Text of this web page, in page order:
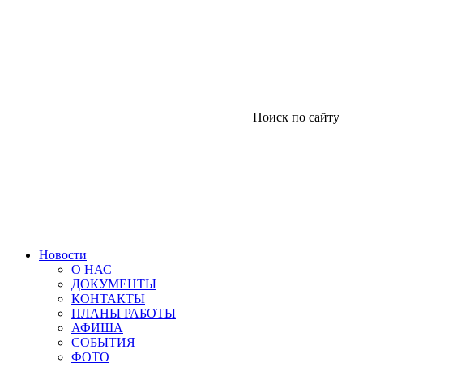
Поиск по сайту
Новости
О НАС
ДОКУМЕНТЫ
КОНТАКТЫ
ПЛАНЫ РАБОТЫ
АФИША
СОБЫТИЯ
ФОТО